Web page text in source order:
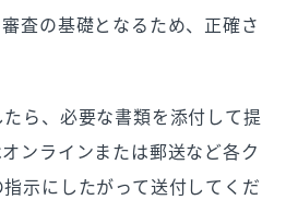
査の基礎となるため、正確さ
ら、必要な書類を添付して提
ンラインまたは郵送など各ク
示にしたがって送付してくだ